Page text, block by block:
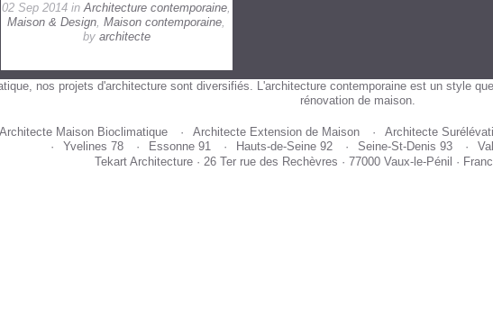
02 Sep 2014 inArchitecture contemporaine,
Maison & Design,Maison contemporaine,
by architecte
nos projets d'architecture sont diversifiés. L'architecture contemporaine est un style
rénovation de maison.
Architecte Maison Bioclimatique Architecte Extension de Maison Architecte
Yvelines 78
Essonne 91 Hauts-de-Seine 92 Seine-St-Denis 93
Tekart Architecture · 26 Ter rue des Rechèvres · 77000 Vaux-le-Pénil ·